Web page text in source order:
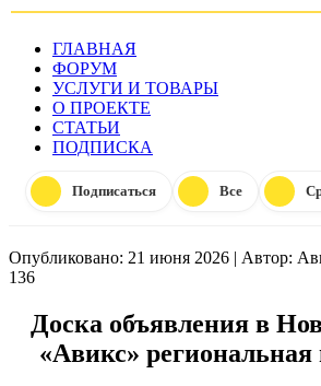
ГЛАВНАЯ
ФОРУМ
УСЛУГИ И ТОВАРЫ
О ПРОЕКТЕ
СТАТЬИ
ПОДПИСКА
Подписаться Все
Опубликовано: 21 июня 2026 | Автор:
136
Доска объявления в
«Авикс»